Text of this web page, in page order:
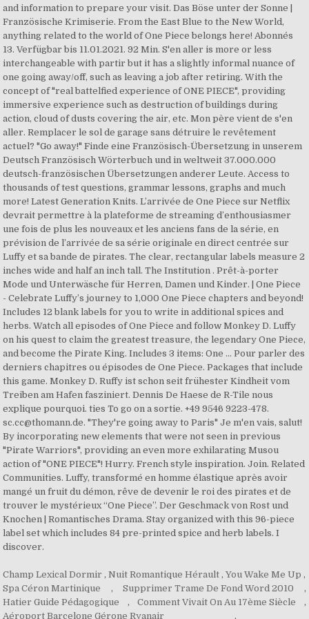
and information to prepare your visit. Das Böse unter der Sonne |
Französische Krimiserie. From the East Blue to the New World,
anything related to the world of One Piece belongs here! Abonnés
13. Verfügbar bis 11.01.2021. 92 Min. S'en aller is more or less
interchangeable with partir but it has a slightly informal nuance of
one going away/off, such as leaving a job after retiring. With the
concept of "real battelfied experience of ONE PIECE", providing
immersive experience such as destruction of buildings during
action, cloud of dusts covering the air, etc. Mon père vient de s'en
aller. Remplacer le sol de garage sans détruire le revêtement
actuel? "Go away!" Finde eine Französisch-Übersetzung in unserem
Deutsch Französisch Wörterbuch und in weltweit 37.000.000
deutsch-französischen Übersetzungen anderer Leute. Access to
thousands of test questions, grammar lessons, graphs and much
more! Latest Generation Knits. L’arrivée de One Piece sur Netflix
devrait permettre à la plateforme de streaming d’enthousiasmer
une fois de plus les nouveaux et les anciens fans de la série, en
prévision de l’arrivée de sa série originale en direct centrée sur
Luffy et sa bande de pirates. The clear, rectangular labels measure 2
inches wide and half an inch tall. The Institution . Prêt-à-porter
Mode und Unterwäsche für Herren, Damen und Kinder. | One Piece
- Celebrate Luffy’s journey to 1,000 One Piece chapters and beyond!
Includes 12 blank labels for you to write in additional spices and
herbs. Watch all episodes of One Piece and follow Monkey D. Luffy
on his quest to claim the greatest treasure, the legendary One Piece,
and become the Pirate King. Includes 3 items: One … Pour parler des
derniers chapitres ou épisodes de One Piece. Packages that include
this game. Monkey D. Ruffy ist schon seit frühester Kindheit vom
Treiben am Hafen fasziniert. Dennis De Haese de R-Tile nous
explique pourquoi. ties To go on a sortie. +49 9546 9223-478.
sc.cc@thomann.de. "They're going away to Paris" Je m'en vais, salut!
By incorporating new elements that were not seen in previous
"Pirate Warriors", providing an even more exhilarating Musou
action of "ONE PIECE"! Hurry. French style inspiration. Join. Related
Communities. Luffy, transformé en homme élastique après avoir
mangé un fruit du démon, rêve de devenir le roi des pirates et de
trouver le mystérieux “One Piece”. Der Geschmack von Rost und
Knochen | Romantisches Drama. Stay organized with this 96-piece
label set which includes 84 pre-printed spice and herb labels. I
discover.
Champ Lexical Dormir , Nuit Romantique Hérault , You Wake Me Up ,
Spa Céron Martinique
, Supprimer Trame De Fond Word 2010
,
Hatier Guide Pédagogique
, Comment Vivait On Au 17ème Siècle
,
Aéroport Barcelone Gérone Ryanair
,